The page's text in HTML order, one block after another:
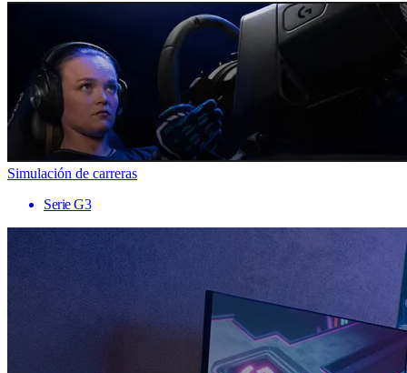
Simulación de carreras
Serie G3